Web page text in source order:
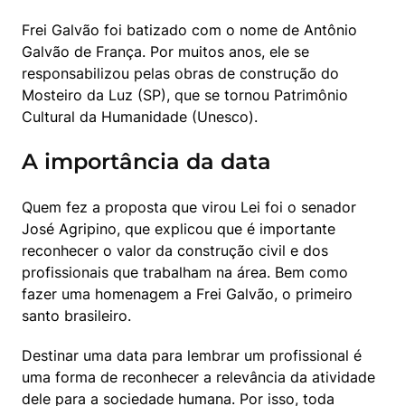
Frei Galvão foi batizado com o nome de Antônio
Galvão de França. Por muitos anos, ele se
responsabilizou pelas obras de construção do
Mosteiro da Luz (SP), que se tornou Patrimônio
Cultural da Humanidade (Unesco).
A importância da data
Quem fez a proposta que virou Lei foi o senador
José Agripino, que explicou que é importante
reconhecer o valor da construção civil e dos
profissionais que trabalham na área. Bem como
fazer uma homenagem a Frei Galvão, o primeiro
santo brasileiro.
Destinar uma data para lembrar um profissional é
uma forma de reconhecer a relevância da atividade